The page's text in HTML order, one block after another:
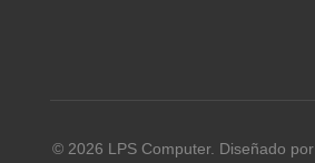
© 2026 LPS Computer. Diseñado por